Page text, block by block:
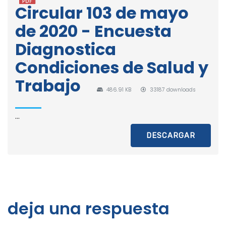
Circular 103 de mayo
de 2020 - Encuesta
Diagnostica
Condiciones de Salud y
Trabajo
486.91 KB 33187 downloads
...
DESCARGAR
deja una respuesta